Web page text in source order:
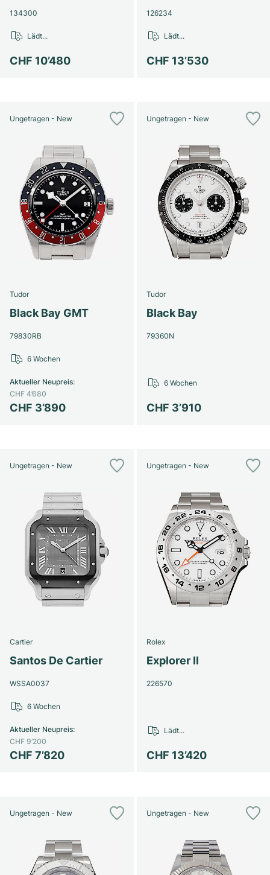
134300
CHF 10’480
Lädt...
126234
CHF 13’530
Lädt...
Ungetragen - New
Tudor
Black Bay GMT
79830RB
CHF 3’890
Aktueller Neupreis:
CHF 4’680
6 Wochen
Ungetragen - New
Tudor
Black Bay
79360N
CHF 3’910
6 Wochen
Ungetragen - New
Cartier
Santos De Cartier
WSSA0037
CHF 7’820
Aktueller Neupreis:
CHF 9’200
6 Wochen
Ungetragen - New
Rolex
Explorer II
226570
CHF 13’420
Lädt...
Ungetragen - New Ungetragen - New